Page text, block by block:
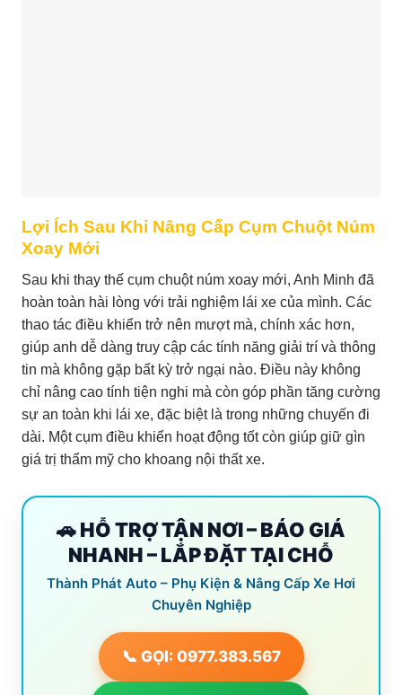
Lợi Ích Sau Khi Nâng Cấp Cụm Chuột Núm
Xoay Mới
Sau khi thay thế cụm chuột núm xoay mới, Anh Minh đã
hoàn toàn hài lòng với trải nghiệm lái xe của mình. Các
thao tác điều khiển trở nên mượt mà, chính xác hơn,
giúp anh dễ dàng truy cập các tính năng giải trí và thông
tin mà không gặp bất kỳ trở ngại nào. Điều này không
chỉ nâng cao tính tiện nghi mà còn góp phần tăng cường
sự an toàn khi lái xe, đặc biệt là trong những chuyến đi
dài. Một cụm điều khiển hoạt động tốt còn giúp giữ gìn
giá trị thẩm mỹ cho khoang nội thất xe.
🚗 HỖ TRỢ TẬN NƠI – BÁO GIÁ
NHANH – LẮP ĐẶT TẠI CHỖ
Thành Phát Auto – Phụ Kiện & Nâng Cấp Xe Hơi
Chuyên Nghiệp
📞 GỌI: 0977.383.567